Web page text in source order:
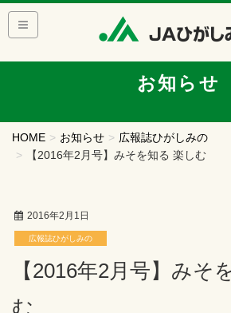
お知らせ
HOME お知らせ
広報誌ひがしみの
【2016年2月号】みそを知る 楽しむ
2016年2月1日
広報誌ひがしみの
【2016年2月号】みそを知る 楽し
む